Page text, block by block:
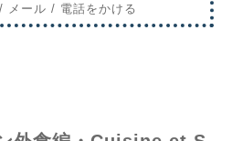
/ メール / 電話をかける